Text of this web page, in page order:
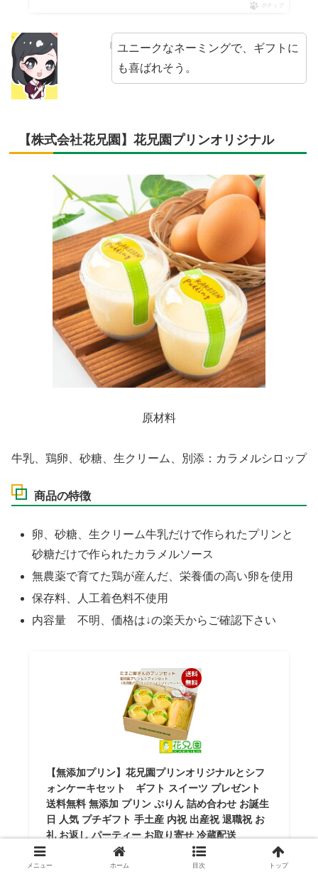
ポチップ
ユニークなネーミングで、ギフトに
も喜ばれそう。
【株式会社花兄園】花兄園プリンオリジナル
原材料
牛乳、鶏卵、砂糖、生クリーム、別添：カラメルシロップ
商品の特徴
卵、砂糖、生クリーム牛乳だけで作られたプリンと
砂糖だけで作られたカラメルソース
無農薬で育てた鶏が産んだ、栄養価の高い卵を使用
保存料、人工着色料不使用
内容量 不明、価格は↓の楽天からご確認下さい
【無添加プリン】花兄園プリンオリジナルとシフ
ォンケーキセット ギフト スイーツ プレゼント
送料無料 無添加 プリン ぷりん 詰め合わせ お誕生
日 人気 プチギフト 手土産 内祝 出産祝 退職祝 お
礼 お返し パーティー お取り寄せ 冷蔵配送
卵とプリンの専門店花兄園
（2026/06/27 03:15時点 | 楽天市場調べ）
メニュー ホーム 目次 トップ